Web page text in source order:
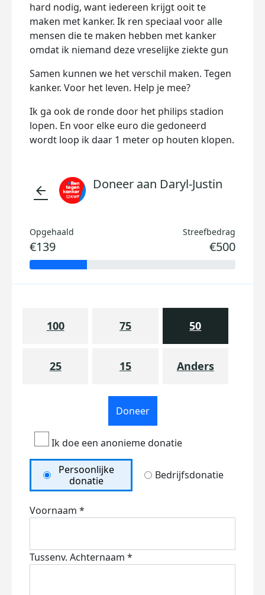
hard nodig, want iedereen krijgt ooit te
maken met kanker. Ik ren speciaal voor alle
mensen die te maken hebben met kanker
omdat ik niemand deze vreselijke ziekte gun
Samen kunnen we het verschil maken. Tegen
kanker. Voor het leven. Help je mee?
Ik ga ook de ronde door het philips stadion
lopen. En voor elke euro die gedoneerd
wordt loop ik daar 1 meter op houten klopen.
arrow_back Doneer aan Daryl-Justin
Opgehaald
€139
Streefbedrag
€500
100 75 50
25 15 Anders
Doneer
Ik doe een anonieme donatie
Persoonlijke
donatie
Bedrijfsdonatie
Voornaam *
Tussenv. Achternaam *